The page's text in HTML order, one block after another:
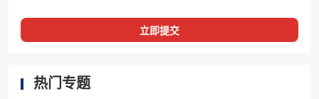
立即提交
热门专题